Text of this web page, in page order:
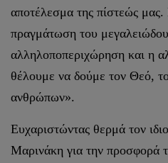
αποτέλεσμα της πίστεώς
πραγμάτωση του
αλληλοποπεριχώρηση και η
θέλουμε να δούμε τον Θεό,
ανθρώπων».
Ευχαριστώντας θερμά τον
Μαρινάκη για την προσφορά